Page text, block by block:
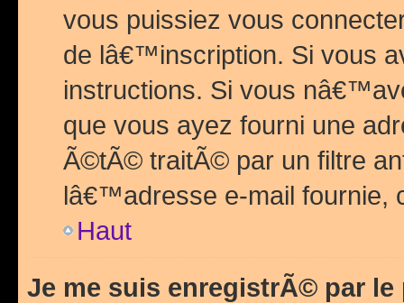
vous puissiez vous
de lâ€™inscription. Si vous
instructions. Si vous
que vous ayez fourni une
Ã©tÃ© traitÃ© par un filtre
lâ€™adresse e-mail fournie,
Haut
Je me suis enregistrÃ© par